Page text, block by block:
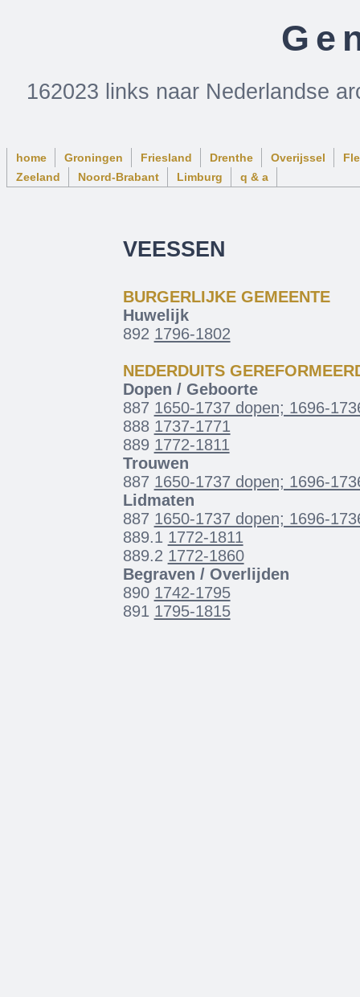
162023 links naar Nederlandse
home Groningen Friesland Drenthe Overijssel
Zeeland
Noord-Brabant Limburg q & a
VEESSEN
BURGERLIJKE GEMEENTE
Huwelijk
892 1796-1802
NEDERDUITS
Dopen / Geboorte
887 1650-1737 dopen; 1696-
888 1737-1771
889 1772-1811
Trouwen
887 1650-1737 dopen; 1696-
Lidmaten
887 1650-1737 dopen; 1696-
889.1 1772-1811
889.2 1772-1860
Begraven / Overlijden
890 1742-1795
891 1795-1815